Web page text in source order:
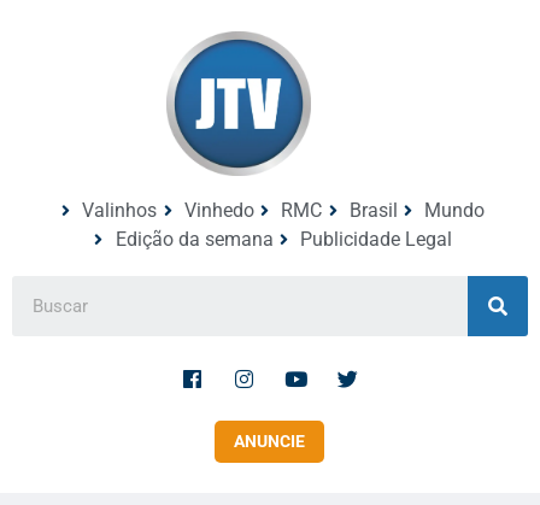
Valinhos Vinhedo RMC Brasil
Mundo
Edição da semana
Publicidade Legal
ANUNCIE